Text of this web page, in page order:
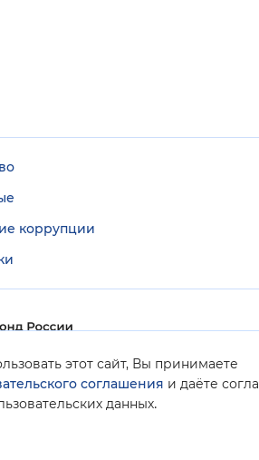
этот сайт, Вы принимаете
соглашения и даёте
данных.
коррупции